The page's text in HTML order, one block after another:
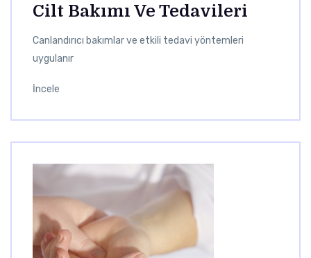
Cilt Bakımı Ve Tedavileri
Canlandırıcı bakımlar ve etkili tedavi yöntemleri
uygulanır
İncele